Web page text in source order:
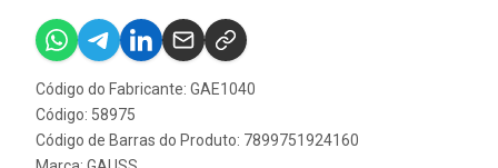
Código do Fabricante: GAE1040
Código: 58975
Código de Barras do Produto: 7899751924160